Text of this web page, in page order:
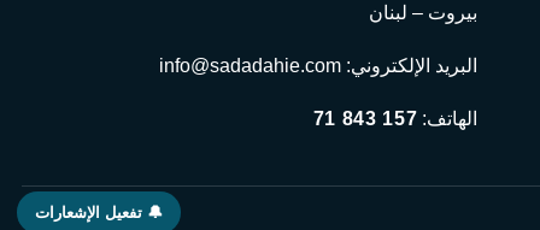
بيروت – لبنان
البريد الإلكتروني: info@sadadahie.com
الهاتف: 71 843 157
🔔 تفعيل الإشعارات